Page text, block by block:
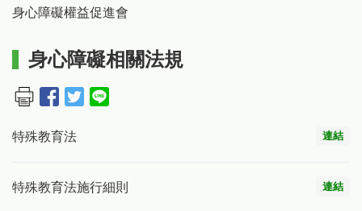
身心障礙權益促進會
身心障礙相關法規
特殊教育法 連結
特殊教育法施行細則 連結